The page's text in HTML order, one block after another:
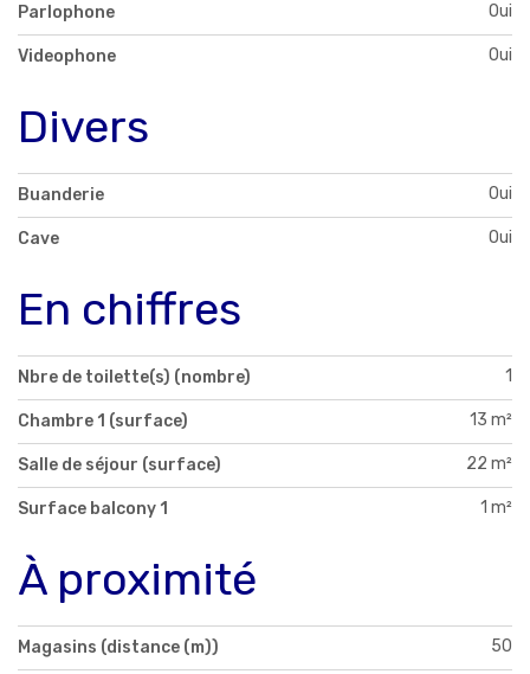
Parlophone Oui
Videophone Oui
Divers
Buanderie Oui
Cave Oui
En chiffres
Nbre de toilette(s) (nombre) 1
Chambre 1 (surface) 13 m²
Salle de séjour (surface) 22 m²
Surface balcony 1 1 m²
À proximité
Magasins (distance (m)) 50